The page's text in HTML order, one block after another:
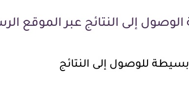
الوصول إلى النتائج عبر الموقع
للوصول إلى النتائج